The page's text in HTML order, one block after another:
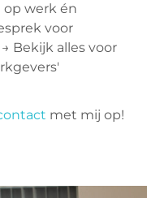
op werk én
voor
Bekijk alles voor
met mij op!